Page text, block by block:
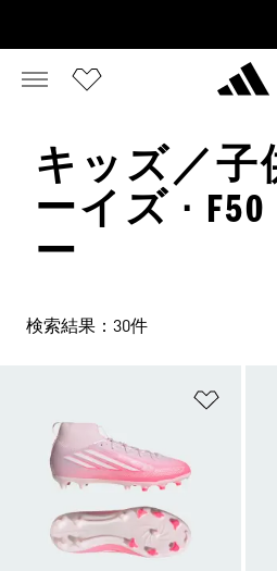
キッズ／子
ーイズ ·
ー
検索結果：30件